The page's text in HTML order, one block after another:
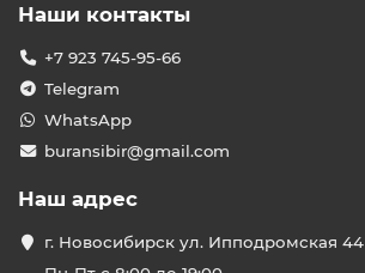
Наши контакты
+7 923 745-95-66
Telegram
WhatsApp
buransibir@gmail.com
Наш адрес
г. Новосибирск ул. Ипподромская 44